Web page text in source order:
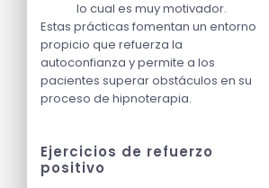
lo cual es muy motivador.
Estas prácticas fomentan un entorno
propicio que refuerza la
autoconfianza y permite a los
pacientes superar obstáculos en su
proceso de hipnoterapia.
Ejercicios de refuerzo
positivo